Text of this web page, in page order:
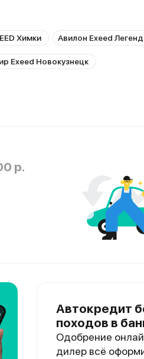
Химки Авилон Exeed
Exeed Новокузнецк
р.
Автокредит
походов в
Одобрение
дилер всё